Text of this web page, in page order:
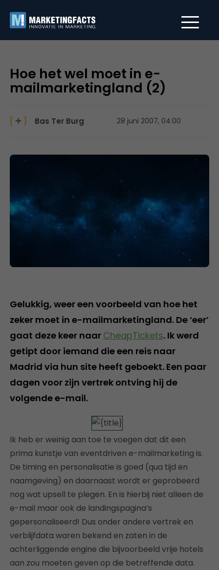
Hoe het wel moet in e-
mailmarketingland (2)
Bas Ter Burg 28 juni 2007, 04:00
Gelukkig, weer een voorbeeld van hoe het
zeker moet in e-mailmarketingland. De ‘eer’
gaat deze keer naar CheapTickets. Ik werd
getipt door iemand die een reis naar
Madrid via hun site heeft geboekt. Een paar
dagen voor zijn vertrek ontving hij de
volgende e-mail.
Ik heb er weinig aan toe te voegen dat dit een
prima kunstje van eventdriven e-mailmarketing is.
De timing en personalisatie is goed (qua tijd en
naamgeving) en daarnaast wordt er geprobeerd
nog wat upsell te plegen. En is hierbij niet alleen de
e-mail maar ook de landingspagina’s
gepersonaliseerd! Dus onder andere vertrek en
verblijfdata waren bekend en zaten in de
achterliggende engine die bijvoorbeeld vrije hotels
aan zou moeten geven op die betreffende data.